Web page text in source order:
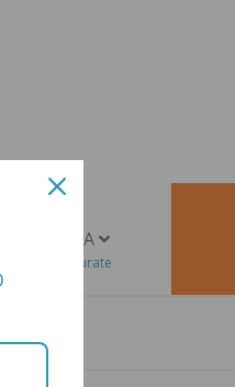
DURATA
Tutte le durate